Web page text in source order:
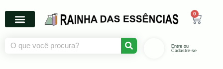
0
Entre ou
Cadastre-se